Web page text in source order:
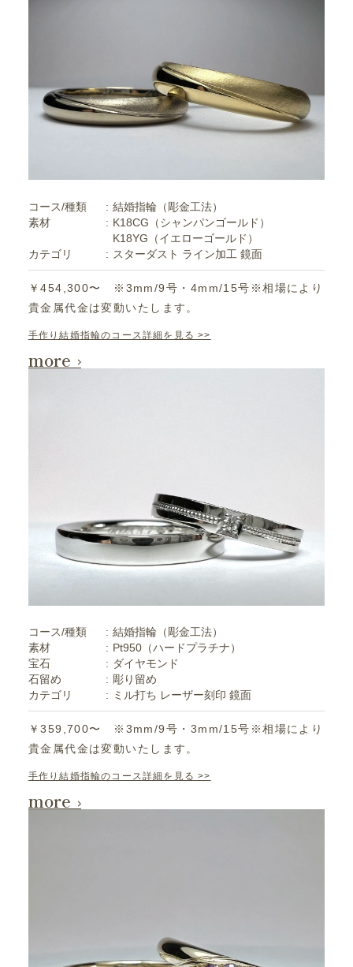
コース/種類
結婚指輪（彫金工法）
素材
K18CG（シャンパンゴールド）
K18YG（イエローゴールド）
カテゴリ
スターダスト ライン加工鏡面
￥454,300〜 ※3mm/9号・4mm/15号※相場により
貴金属代金は変動いたします。
手作り結婚指輪のコース詳細を見る >>
more
コース/種類
結婚指輪（彫金工法）
素材
Pt950（ハードプラチナ）
宝石
ダイヤモンド
石留め
彫り留め
カテゴリ
ミル打ち レーザー刻印鏡面
￥359,700〜 ※3mm/9号・3mm/15号※相場により
貴金属代金は変動いたします。
手作り結婚指輪のコース詳細を見る >>
more